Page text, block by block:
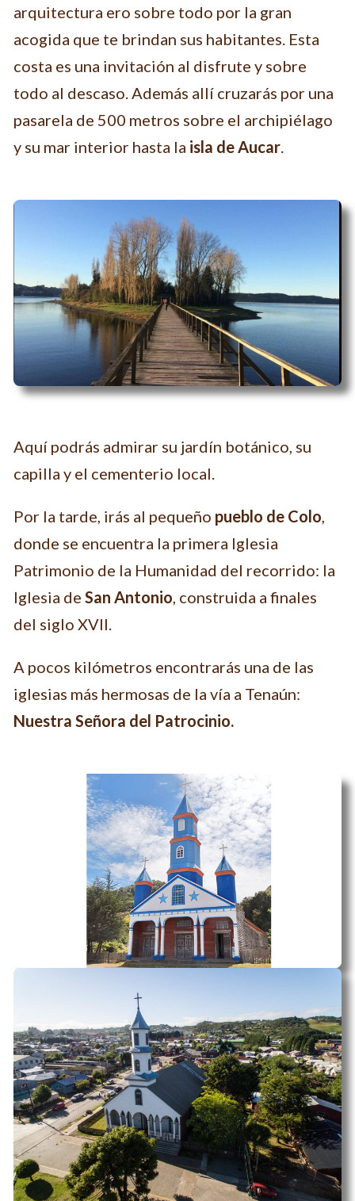
arquitectura ero sobre todo por la gran
acogida que te brindan sus habitantes. Esta
costa es una invitación al disfrute y sobre
todo al descaso. Además allí cruzarás por una
pasarela de 500 metros sobre el archipiélago
y su mar interior hasta la isla de Aucar.
Aquí podrás admirar su jardín botánico, su
capilla y el cementerio local.
Por la tarde, irás al pequeño pueblo de Colo,
donde se encuentra la primera Iglesia
Patrimonio de la Humanidad del recorrido: la
Iglesia de San Antonio, construida a finales
del siglo XVII.
A pocos kilómetros encontrarás una de las
iglesias más hermosas de la vía a Tenaún:
Nuestra Señora del Patrocinio.